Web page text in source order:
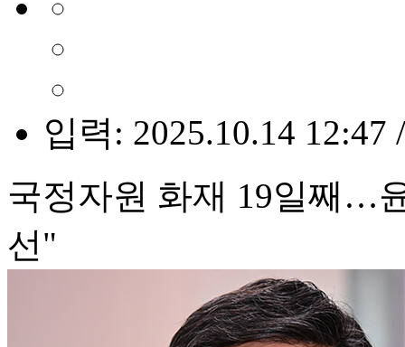
입력: 2025.10.14 12:47
국정자원 화재 19일째…
선"